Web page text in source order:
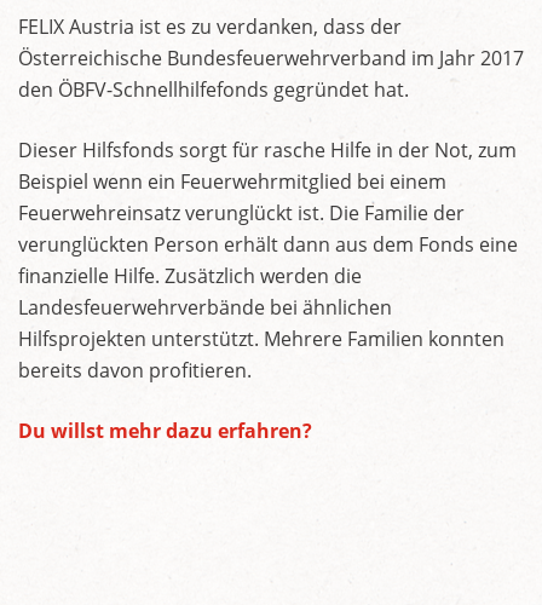
FELIX Austria ist es zu verdanken, dass der
Österreichische Bundesfeuerwehrverband im Jahr 2017
den ÖBFV-Schnellhilfefonds gegründet hat.
Dieser Hilfsfonds sorgt für rasche Hilfe in der Not, zum
Beispiel wenn ein Feuerwehrmitglied bei einem
Feuerwehreinsatz verunglückt ist. Die Familie der
verunglückten Person erhält dann aus dem Fonds eine
finanzielle Hilfe. Zusätzlich werden die
Landesfeuerwehrverbände bei ähnlichen
Hilfsprojekten unterstützt. Mehrere Familien konnten
bereits davon profitieren.
Du willst mehr dazu erfahren?